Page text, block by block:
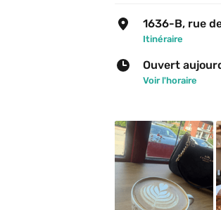
1636-B, rue
Itinéraire
Ouvert
Voir l'horaire